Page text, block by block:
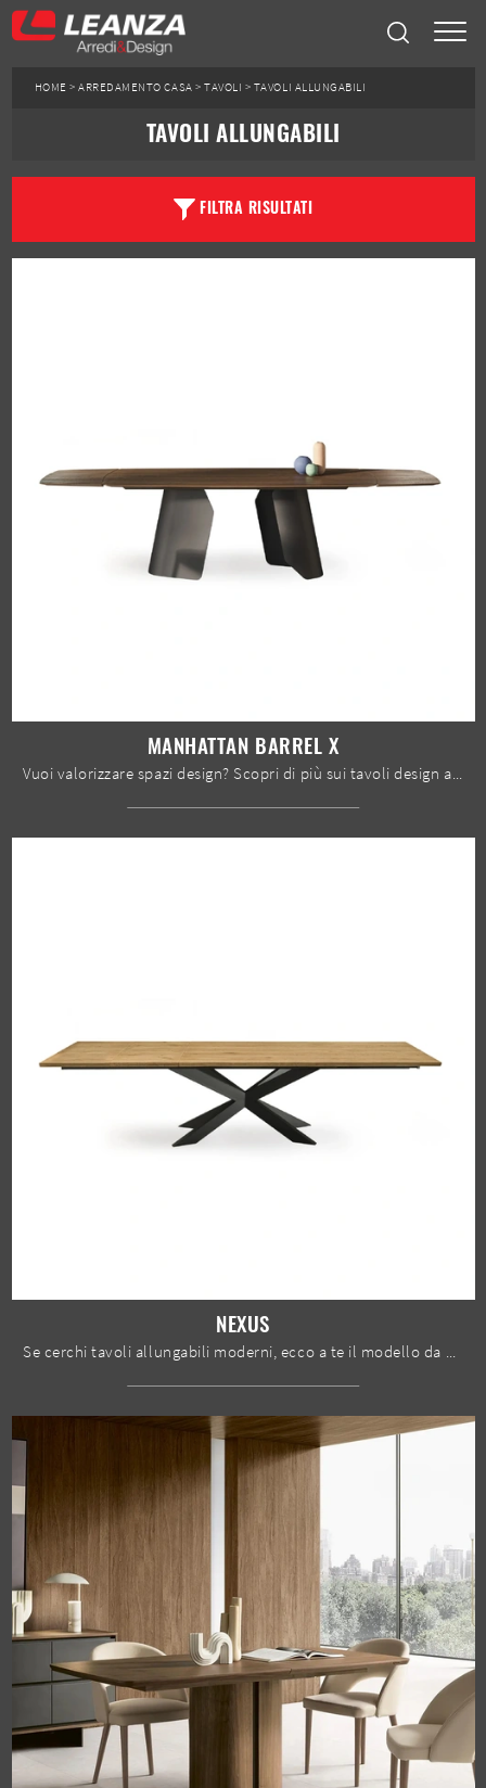
HOME >ARREDAMENTO CASA >TAVOLI > TAVOLI ALLUNGABILI
TAVOLI ALLUNGABILI
FILTRA RISULTATI
MANHATTAN BARREL X
Vuoi valorizzare spazi design? Scopri di più sui tavoli design allungabili: il modello da pranzo Manhattan Barrel X ti sta aspettando.
NEXUS
Se cerchi tavoli allungabili moderni, ecco a te il modello da pranzo in legno Nexus del marchio Devina Nais.